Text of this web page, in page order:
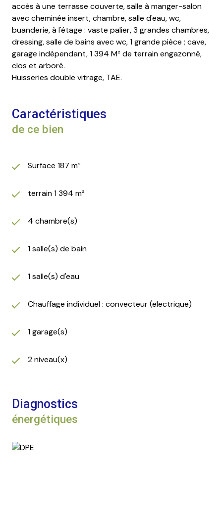
accès à une terrasse couverte, salle à manger-salon
avec cheminée insert, chambre, salle d'eau, wc,
buanderie, à l'étage : vaste palier, 3 grandes chambres,
dressing, salle de bains avec wc, 1 grande pièce ; cave,
garage indépendant, 1 394 M² de terrain engazonné,
clos et arboré.
Huisseries double vitrage, TAE.
Caractéristiques
de ce bien
Surface 187 m²
terrain 1 394 m²
4 chambre(s)
1 salle(s) de bain
1 salle(s) d'eau
Chauffage individuel : convecteur (electrique)
1 garage(s)
2 niveau(x)
Diagnostics
énergétiques